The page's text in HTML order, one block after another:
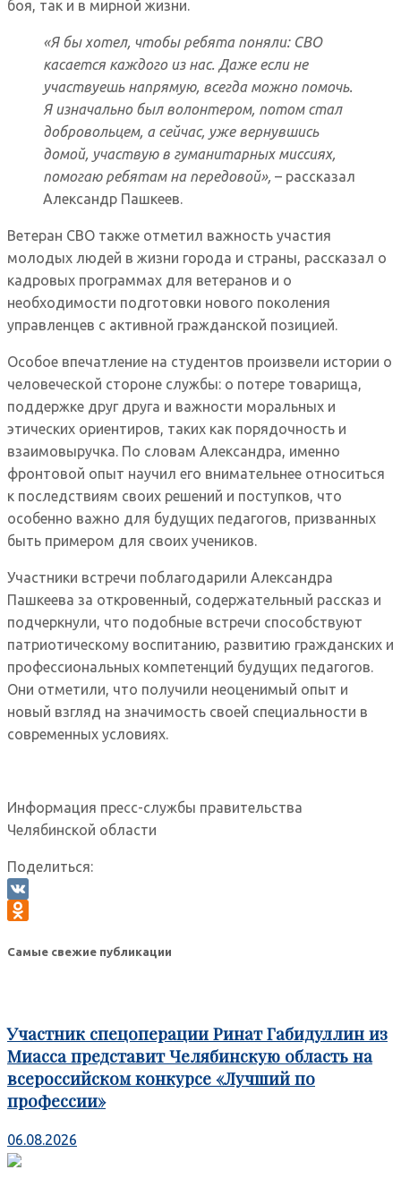
боя, так и в мирной жизни.
«Я бы хотел, чтобы ребята поняли: СВО
касается каждого из нас. Даже если не
участвуешь напрямую, всегда можно помочь.
Я изначально был волонтером, потом стал
добровольцем, а сейчас, уже вернувшись
домой, участвую в гуманитарных миссиях,
помогаю ребятам на передовой», – рассказал
Александр Пашкеев.
Ветеран СВО также отметил важность участия
молодых людей в жизни города и страны, рассказал о
кадровых программах для ветеранов и о
необходимости подготовки нового поколения
управленцев с активной гражданской позицией.
Особое впечатление на студентов произвели истории о
человеческой стороне службы: о потере товарища,
поддержке друг друга и важности моральных и
этических ориентиров, таких как порядочность и
взаимовыручка. По словам Александра, именно
фронтовой опыт научил его внимательнее относиться
к последствиям своих решений и поступков, что
особенно важно для будущих педагогов, призванных
быть примером для своих учеников.
Участники встречи поблагодарили Александра
Пашкеева за откровенный, содержательный рассказ и
подчеркнули, что подобные встречи способствуют
патриотическому воспитанию, развитию гражданских и
профессиональных компетенций будущих педагогов.
Они отметили, что получили неоценимый опыт и
новый взгляд на значимость своей специальности в
современных условиях.
Информация пресс-службы правительства
Челябинской области
Поделиться:
VK
Самые свежие публикации
Участник спецоперации Ринат Габидуллин из
Миасса представит Челябинскую область на
всероссийском конкурсе «Лучший по
профессии»
06.08.2026